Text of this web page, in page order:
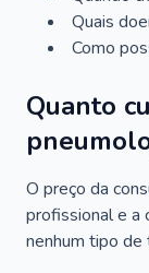
Quais
Como
Quanto
O preço da
profissional e a
nenhum tipo de